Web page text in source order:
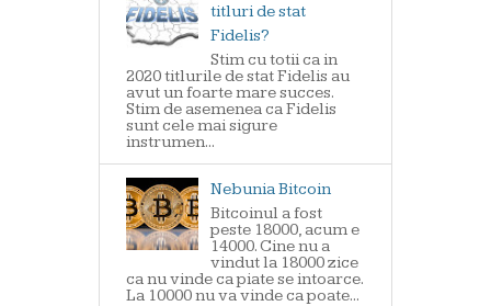
titluri de stat
Fidelis?
Stim cu totii ca in
2020 titlurile de stat Fidelis au
avut un foarte mare succes.
Stim de asemenea ca Fidelis
sunt cele mai sigure
instrumen...
Nebunia Bitcoin
Bitcoinul a fost
peste 18000, acum e
14000. Cine nu a
vindut la 18000 zice
ca nu vinde ca piate se intoarce.
La 10000 nu va vinde ca poate...